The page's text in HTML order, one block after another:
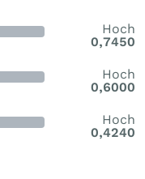
Hoch
0,7450
Hoch
0,6000
Hoch
0,4240